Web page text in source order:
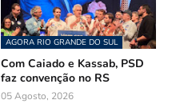
AGORA RIO GRANDE DO SUL
Com Caiado e Kassab, PSD
faz convenção no RS
05 Agosto, 2026